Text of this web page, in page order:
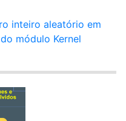
inteiro aleatório em
módulo Kernel